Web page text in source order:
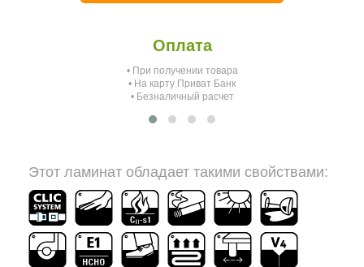
Оплата
• При получении товара
• На карту Приват Банк
• Безналичный расчет
Этот ламинат обладает такими свойствами: